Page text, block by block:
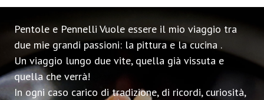
Pentole e Pennelli Vuole essere il mio viaggio tra
due mie grandi passioni: la pittura e la cucina .
Un viaggio lungo due vite, quella già vissuta e
quella che verrà!
In ogni caso carico di tradizione, di ricordi, curiosità,